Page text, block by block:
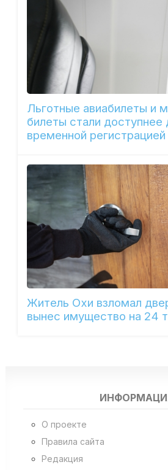
Льготные авиабилеты и
билеты стали доступнее
временной регистрацией
Житель Охи взломал
вынес имущество на 24
О проекте
Правила сайта
Редакция